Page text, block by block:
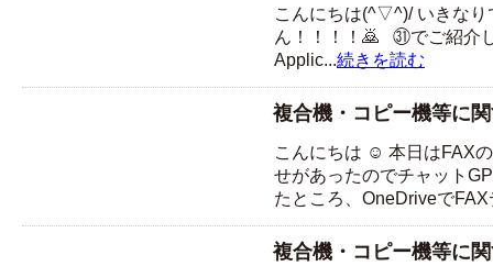
こんにちは(^▽^)/ いきなり
ん！！！！🙇 ㉛でご紹介
Applic...続きを読む
複合機・コピー機等に
こんにちは ☺ 本日はFAX
せがあったのでチャット
たところ、OneDriveで
複合機・コピー機等に